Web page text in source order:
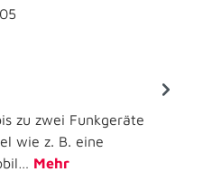
zu zwei Funkgeräte
wie z. B. eine
Mehr